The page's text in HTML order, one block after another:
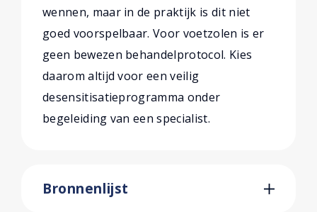
wennen, maar in de praktijk is dit niet
goed voorspelbaar. Voor voetzolen is er
geen bewezen behandelprotocol. Kies
daarom altijd voor een veilig
desensitisatieprogramma onder
begeleiding van een specialist.
Bronnenlijst